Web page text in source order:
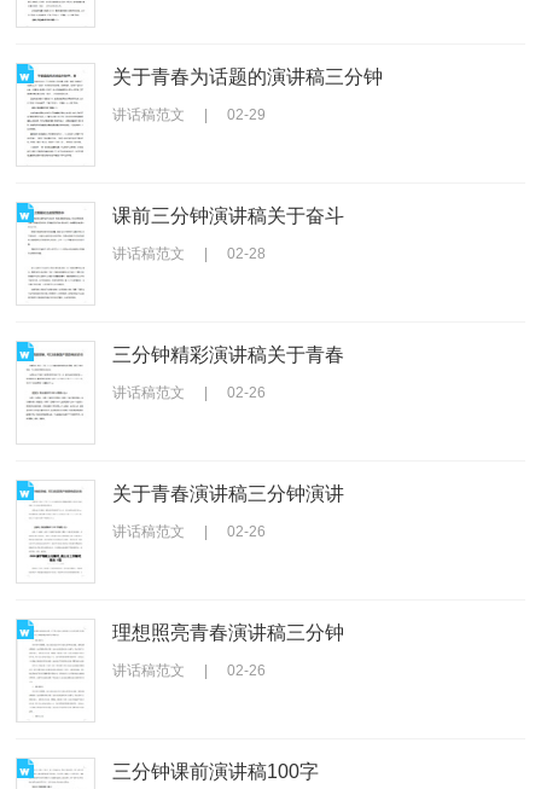
关于青春为话题的演讲稿三分钟
讲话稿范文 | 02-29
课前三分钟演讲稿关于奋斗
讲话稿范文 | 02-28
三分钟精彩演讲稿关于青春
讲话稿范文 | 02-26
关于青春演讲稿三分钟演讲
讲话稿范文 | 02-26
理想照亮青春演讲稿三分钟
讲话稿范文 | 02-26
三分钟课前演讲稿100字